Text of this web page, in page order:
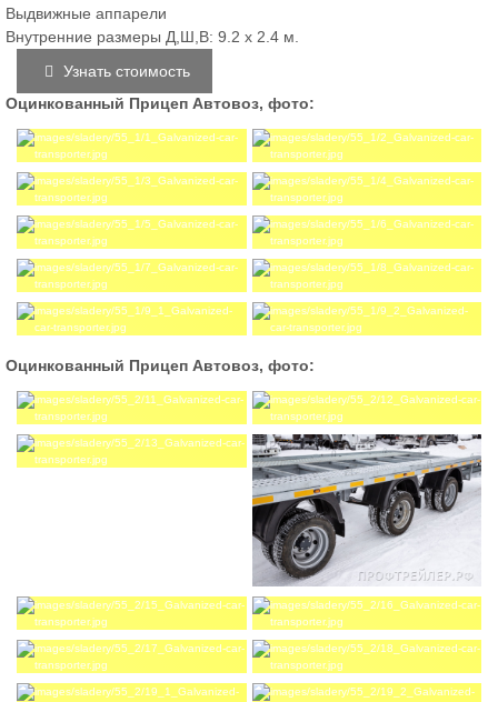
Выдвижные аппарели
Внутренние размеры Д,Ш,В: 9.2 х 2.4 м.
Узнать стоимость
Оцинкованный Прицеп Автовоз, фото:
Оцинкованный Прицеп Автовоз, фото: